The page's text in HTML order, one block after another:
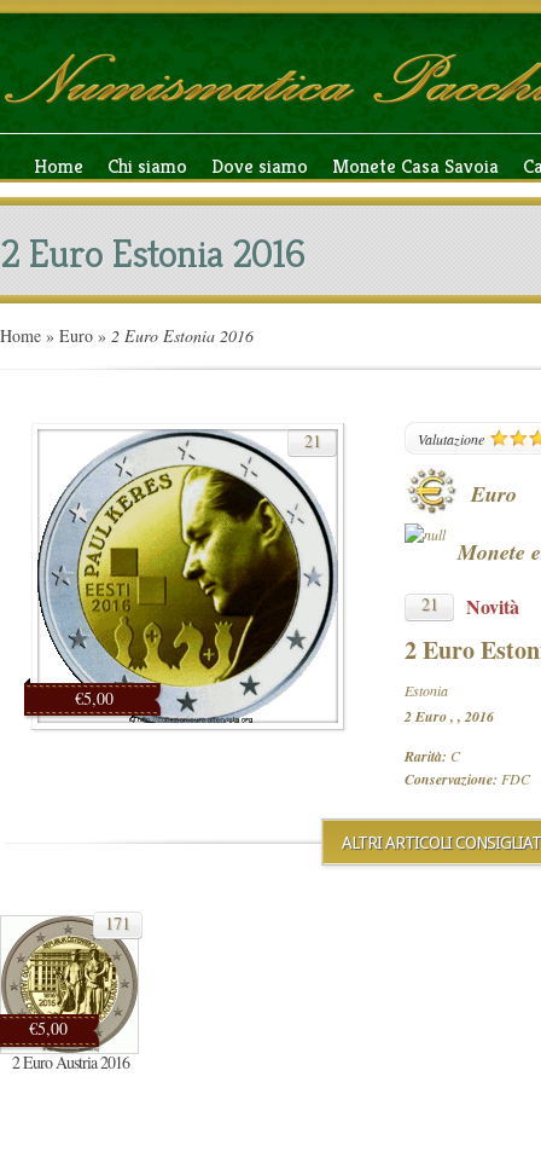
Home Chi siamo Dove siamo Monete Casa Savoia
2 Euro Estonia 2016
Home » Euro » 2 Euro Estonia 2016
€5,00
21 Valutazione
Euro
Monete
21 Novità
2 Euro
Estonia
2 Euro , , 2016
Rarità: C
Conservazione: FDC
ALTRI ARTICOLI
€5,00
171
2 Euro Austria 2016